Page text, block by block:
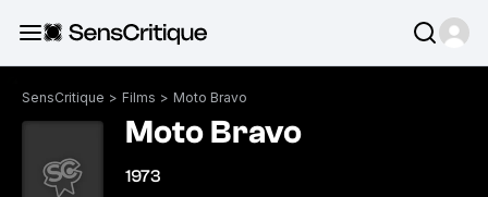
SensCritique > Films > Moto Bravo
Moto Bravo
1973